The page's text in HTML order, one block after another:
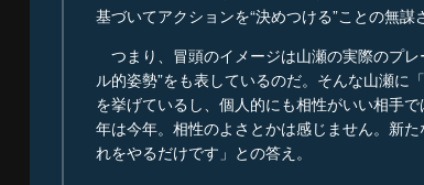
基づいてアクションを“決めつける”ことの無謀
つまり、冒頭のイメージは山瀬の実際のプレ
ル的姿勢”をも表しているのだ。そんな山瀬に
を挙げているし、個人的にも相性がいい相手
年は今年。相性のよさとかは感じません。新
れをやるだけです」との答え。